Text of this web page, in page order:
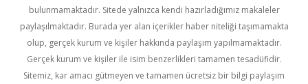
bulunmamaktadır. Sitede yalnızca kendi hazırladığımız makaleler
paylaşılmaktadır. Burada yer alan içerikler haber niteliği taşımamakta
olup, gerçek kurum ve kişiler hakkında paylaşım yapılmamaktadır.
Gerçek kurum ve kişiler ile isim benzerlikleri tamamen tesadüfidir.
Sitemiz, kar amacı gütmeyen ve tamamen ücretsiz bir bilgi paylaşım